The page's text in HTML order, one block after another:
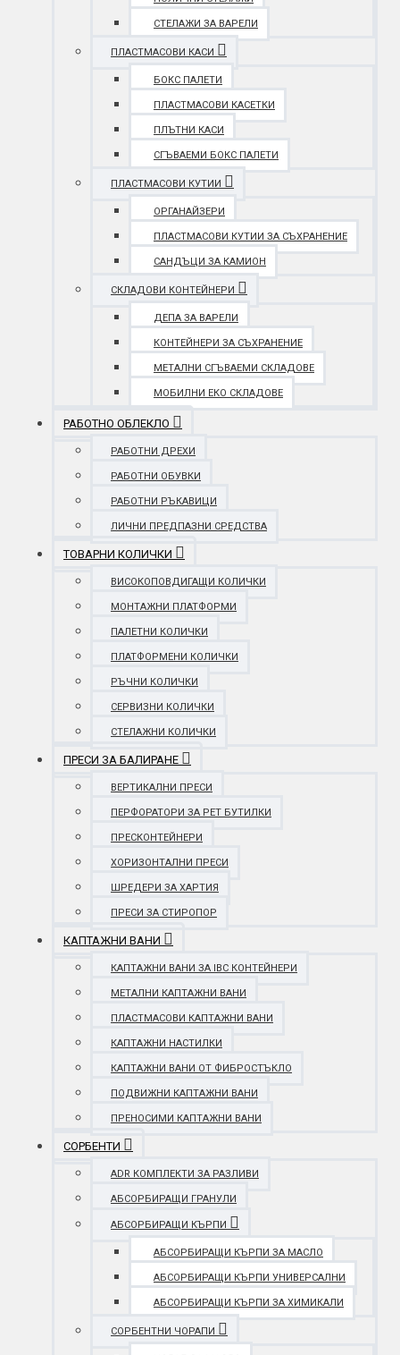
СТЕЛАЖИ ЗА ВАРЕЛИ
ПЛАСТМАСОВИ КАСИ
БОКС ПАЛЕТИ
ПЛАСТМАСОВИ КАСЕТКИ
ПЛЪТНИ КАСИ
СГЪВАЕМИ БОКС ПАЛЕТИ
ПЛАСТМАСОВИ КУТИИ
ОРГАНАЙЗЕРИ
ПЛАСТМАСОВИ КУТИИ ЗА СЪХРАНЕНИЕ
САНДЪЦИ ЗА КАМИОН
СКЛАДОВИ КОНТЕЙНЕРИ
ДЕПА ЗА ВАРЕЛИ
КОНТЕЙНЕРИ ЗА СЪХРАНЕНИЕ
МЕТАЛНИ СГЪВАЕМИ СКЛАДОВЕ
МОБИЛНИ ЕКО СКЛАДОВЕ
РАБОТНО ОБЛЕКЛО
РАБОТНИ ДРЕХИ
РАБОТНИ ОБУВКИ
РАБОТНИ РЪКАВИЦИ
ЛИЧНИ ПРЕДПАЗНИ СРЕДСТВА
ТОВАРНИ КОЛИЧКИ
ВИСОКОПОВДИГАЩИ КОЛИЧКИ
МОНТАЖНИ ПЛАТФОРМИ
ПАЛЕТНИ КОЛИЧКИ
ПЛАТФОРМЕНИ КОЛИЧКИ
РЪЧНИ КОЛИЧКИ
СЕРВИЗНИ КОЛИЧКИ
СТЕЛАЖНИ КОЛИЧКИ
ПРЕСИ ЗА БАЛИРАНЕ
ВЕРТИКАЛНИ ПРЕСИ
ПЕРФОРАТОРИ ЗА PET БУТИЛКИ
ПРЕСКОНТЕЙНЕРИ
ХОРИЗОНТАЛНИ ПРЕСИ
ШРЕДЕРИ ЗА ХАРТИЯ
ПРЕСИ ЗА СТИРОПОР
КАПТАЖНИ ВАНИ
КАПТАЖНИ ВАНИ ЗА IBC КОНТЕЙНЕРИ
МЕТАЛНИ КАПТАЖНИ ВАНИ
ПЛАСТМАСОВИ КАПТАЖНИ ВАНИ
КАПТАЖНИ НАСТИЛКИ
КАПТАЖНИ ВАНИ ОТ ФИБРОСТЪКЛО
ПОДВИЖНИ КАПТАЖНИ ВАНИ
ПРЕНОСИМИ КАПТАЖНИ ВАНИ
СОРБЕНТИ
ADR КОМПЛЕКТИ ЗА РАЗЛИВИ
АБСОРБИРАЩИ ГРАНУЛИ
АБСОРБИРАЩИ КЪРПИ
АБСОРБИРАЩИ КЪРПИ ЗА МАСЛО
АБСОРБИРАЩИ КЪРПИ УНИВЕРСАЛНИ
АБСОРБИРАЩИ КЪРПИ ЗА ХИМИКАЛИ
СОРБЕНТНИ ЧОРАПИ